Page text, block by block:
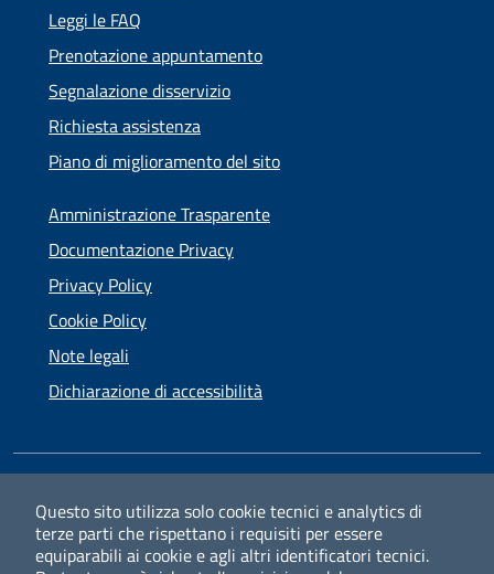
Questo sito utilizza solo cookie tecnici e analytics di
terze parti che rispettano i requisiti per essere
equiparabili ai cookie e agli altri identificatori tecnici.
Leggi le FAQ
Prenotazione appuntamento
Segnalazione disservizio
Richiesta assistenza
Piano di miglioramento del sito
Amministrazione Trasparente
Documentazione Privacy
Privacy Policy
Cookie Policy
Note legali
Dichiarazione di accessibilità
FacebookInstagram